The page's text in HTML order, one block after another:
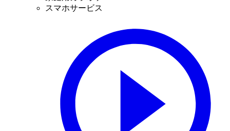
スマホサービス